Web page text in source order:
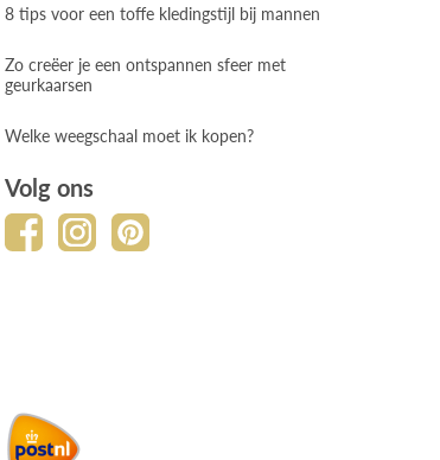
8 tips voor een toffe kledingstijl bij mannen
Zo creëer je een ontspannen sfeer met
geurkaarsen
Welke weegschaal moet ik kopen?
Volg ons